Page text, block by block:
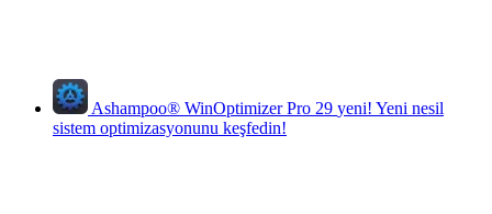
Ashampoo® WinOptimizer Pro 29 yeni! Yeni nesil
sistem optimizasyonunu keşfedin!